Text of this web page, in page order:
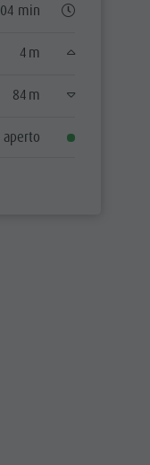
04 min
4 m
84 m
aperto